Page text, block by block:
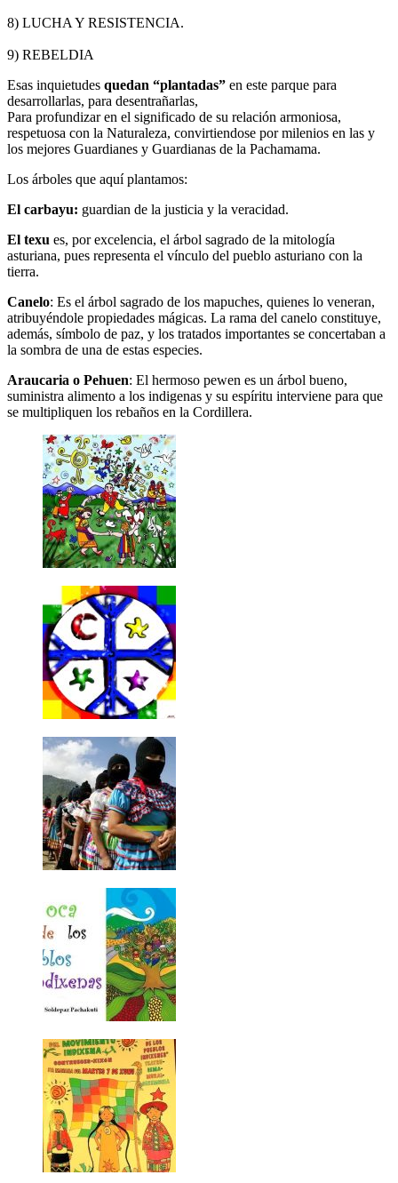
8) LUCHA Y RESISTENCIA.
9) REBELDIA
Esas inquietudes quedan “plantadas” en este parque para
desarrollarlas, para desentrañarlas,
Para profundizar en el significado de su relación armoniosa,
respetuosa con la Naturaleza, convirtiendose por milenios en las y
los mejores Guardianes y Guardianas de la Pachamama.
Los árboles que aquí plantamos:
El carbayu: guardian de la justicia y la veracidad.
El texu es, por excelencia, el árbol sagrado de la mitología
asturiana, pues representa el vínculo del pueblo asturiano con la
tierra.
Canelo: Es el árbol sagrado de los mapuches, quienes lo veneran,
atribuyéndole propiedades mágicas. La rama del canelo constituye,
además, símbolo de paz, y los tratados importantes se concertaban a
la sombra de una de estas especies.
Araucaria o Pehuen: El hermoso pewen es un árbol bueno,
suministra alimento a los indigenas y su espíritu interviene para que
se multipliquen los rebaños en la Cordillera.